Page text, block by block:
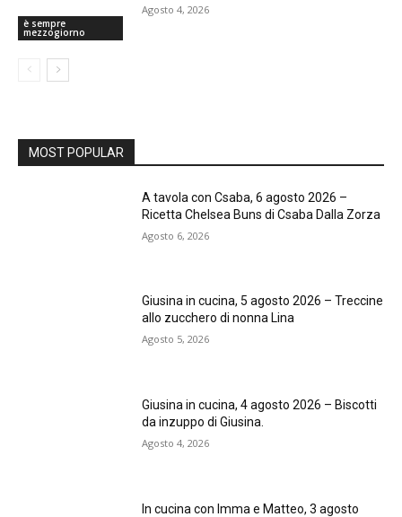
è sempre
mezzogiorno
Agosto 4, 2026
MOST POPULAR
A tavola con Csaba, 6 agosto 2026 –
Ricetta Chelsea Buns di Csaba Dalla Zorza
Agosto 6, 2026
Giusina in cucina, 5 agosto 2026 – Treccine
allo zucchero di nonna Lina
Agosto 5, 2026
Giusina in cucina, 4 agosto 2026 – Biscotti
da inzuppo di Giusina.
Agosto 4, 2026
In cucina con Imma e Matteo, 3 agosto